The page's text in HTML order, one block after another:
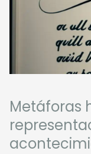
Metáforas